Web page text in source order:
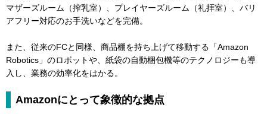
マザーズルーム（搾乳室）、プレイヤーズルーム（礼拝室）、バリ
アフリー対応のお手洗いなどを完備。
また、従来のFCと同様、商品棚を持ち上げて移動する「Amazon
Robotics」のロボットや、紙袋の自動梱包機等のテクノロジーも導
入し、業務の効率化をはかる。
Amazonにとって象徴的な拠点